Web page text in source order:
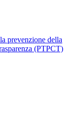
prevenzione della
(PTPCT)